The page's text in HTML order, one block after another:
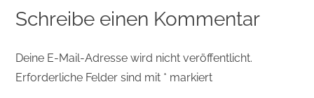
Schreibe einen Kommentar
Deine E-Mail-Adresse wird nicht veröffentlicht.
Erforderliche Felder sind mit * markiert